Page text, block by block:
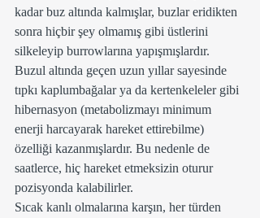
kadar buz altında kalmışlar, buzlar eridikten
sonra hiçbir şey olmamış gibi üstlerini
silkeleyip burrowlarına yapışmışlardır.
Buzul altında geçen uzun yıllar sayesinde
tıpkı kaplumbağalar ya da kertenkeleler gibi
hibernasyon (metabolizmayı minimum
enerji harcayarak hareket ettirebilme)
özelliği kazanmışlardır. Bu nedenle de
saatlerce, hiç hareket etmeksizin oturur
pozisyonda kalabilirler.
Sıcak kanlı olmalarına karşın, her türden